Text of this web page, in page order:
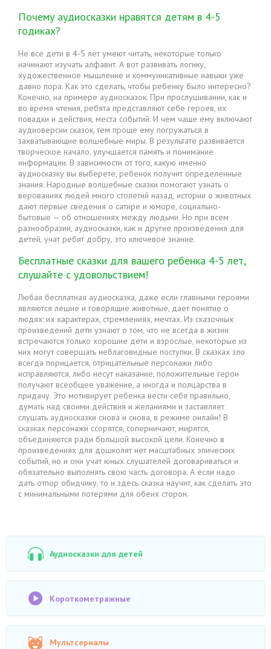
Почему аудиосказки нравятся детям в 4-5
годиках?
Не все дети в 4-5 лет умеют читать, некоторые только
начинают изучать алфавит. А вот развивать логику,
художественное мышление и коммуникативные навыки уже
давно пора. Как это сделать, чтобы ребенку было интересно?
Конечно, на примере аудиосказок. При прослушивании, как и
во время чтения, ребята представляют себе героев, их
повадки и действия, места событий. И чем чаще ему включают
аудиоверсии сказок, тем проще ему погружаться в
захватывающие волшебные миры. В результате развивается
творческое начало, улучшается память и понимание
информации. В зависимости от того, какую именно
аудиосказку вы выберете, ребенок получит определенные
знания. Народные волшебные сказки помогают узнать о
верованиях людей много столетий назад, истории о животных
дают первые сведения о сатире и юморе, социально-
бытовые — об отношениях между людьми. Но при всем
разнообразии, аудиосказки, как и другие произведения для
детей, учат ребят добру, это ключевое знание.
Бесплатные сказки для вашего ребенка 4-5 лет,
слушайте с удовольствием!
Любая бесплатная аудиосказка, даже если главными героями
являются лешие и говорящие животные, дает понятие о
людях: их характерах, стремлениях, мечтах. Из сказочных
произведений дети узнают о том, что не всегда в жизни
встречаются только хорошие дети и взрослые, некоторые из
них могут совершать неблаговидные поступки. В сказках зло
всегда порицается, отрицательные персонажи либо
исправляются, либо несут наказание, положительные герои
получают всеобщее уважение, а иногда и полцарства в
придачу. Это мотивирует ребенка вести себя правильно,
думать над своими действия и желаниями и заставляет
слушать аудиосказки снова и снова, в режиме онлайн! В
сказках персонажи ссорятся, соперничают, мирятся,
объединяются ради большой высокой цели. Конечно в
произведениях для дошколят нет масштабных эпических
событий, но и они учат юных слушателей договариваться и
обязательно выполнять свою часть договора. А если надо
дать отпор обидчику, то и здесь сказка научит, как сделать это
с минимальными потерями для обеих сторон.
Аудиосказки для детей
Короткометражные
Мультсериалы